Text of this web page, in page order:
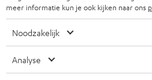
e
u
w
s
COMPLETE SYSTEMEN
SOUNDBARS
HIFI-SPEAKERS
PERS & MARKETING
Teufel online shops
DUITSLAND
meer informatie kun je ook kijken naar ons
Noodzakelijk
Analyse